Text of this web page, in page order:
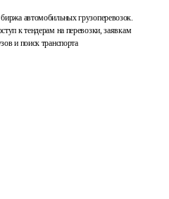
автомобильных грузоперевозок.
к тендерам на перевозки, заявкам
и поиск транспорта